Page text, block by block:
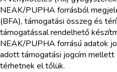
NEAK/PUPHA forrásból
(BFA), támogatási összeg és
támogatással rendelhető
NEAK/PUPHA forrású adatok
adott támogatási jogcím mellett
térhetnek el tőlük.